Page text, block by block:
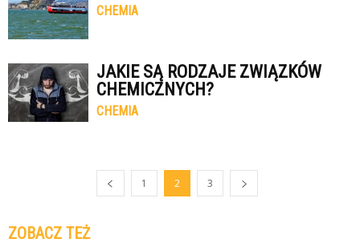
CHEMIA
JAKIE SĄ RODZAJE ZWIĄZKÓW
CHEMICZNYCH?
CHEMIA
1 2 3
ZOBACZ TEŻ